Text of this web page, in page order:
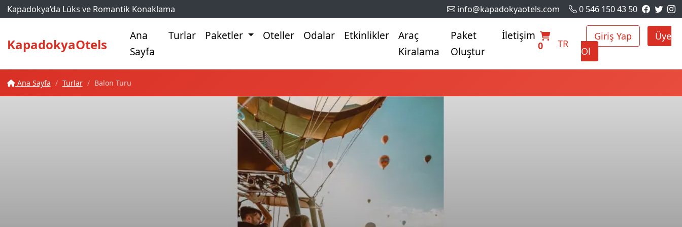
Kapadokya’da Lüks ve Romantik Konaklama info@kapadokyaotels.com 0 546 150 43 50
KapadokyaOtels
Ana
Sayfa
Turlar Paketler Oteller Odalar Etkinlikler
Araç
Kiralama
Paket
Oluştur
İletişim
0 TR
Giriş Yap
Üye
Ol
Ana Sayfa Turlar Balon Turu